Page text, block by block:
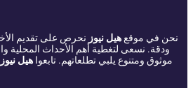
نحن في موقع هيل نيوز نحرص على تقديم
ودقة. نسعى لتغطية أهم الأحداث المحلية
موثوق ومتنوع يلبي تطلعاتهم. تابعوا هيل نيوز